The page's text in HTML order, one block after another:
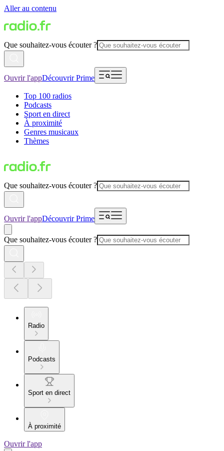
Aller au contenu
Que souhaitez-vous écouter ?
Ouvrir l'appDécouvrir Prime
Top 100 radios
Podcasts
Sport en direct
À proximité
Genres musicaux
Thèmes
Que souhaitez-vous écouter ?
Ouvrir l'appDécouvrir Prime
Que souhaitez-vous écouter ?
Radio
Podcasts
Sport en direct
À proximité
Ouvrir l'app